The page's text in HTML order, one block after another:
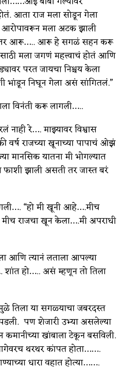
आता राज मला सोडून गेला
आरोपावरून मला अटक झाली
तर आरू….. आरू हे सगळं सहन करू
मला जगणं महत्त्वाचं होतं आणि
परत जायचा निश्चय केला
भांडून निघून गेला असं सांगितलं.”
विनंती करू लागली…..
नाही रे…. माझ्यावर विश्वास
राजच्या खूनाच्या पापाचं ओझं
यातना मी भोगल्यात
फाशी झाली असती तर जास्त बरं
“हो मी खूनी आहे….मीच
राजचा खून केला….मी अपराधी
आणि त्यानं लताला आपल्या
हो….. असं म्हणून तो तिला
या सगळ्याचा जबरदस्त
पण शेजारी उभ्या असलेल्या
खांबाला टेकून बसविली.
थरथर कांपत होता…….
धारा वहात होत्या…….